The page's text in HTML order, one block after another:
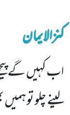
کنزالایمان
اب کہیں گے
لینے چلو تو